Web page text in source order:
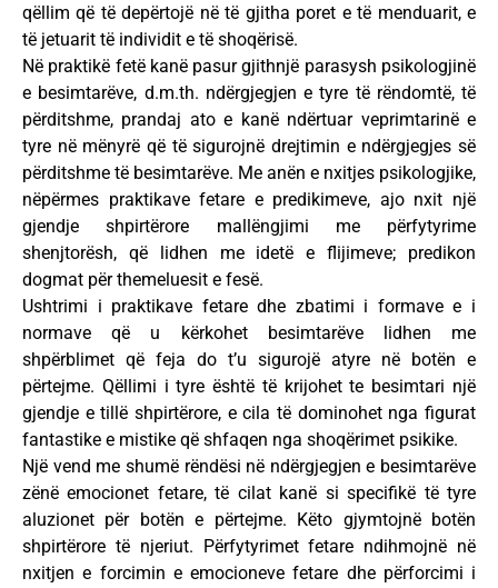
qëllim që të depërtojë në të gjitha poret e të menduarit, e
të jetuarit të individit e të shoqërisë.
Në praktikë fetë kanë pasur gjithnjë parasysh psikologjinë
e besimtarëve, d.m.th. ndërgjegjen e tyre të rëndomtë, të
përditshme, prandaj ato e kanë ndërtuar veprimtarinë e
tyre në mënyrë që të sigurojnë drejtimin e ndërgjegjes së
përditshme të besimtarëve. Me anën e nxitjes psikologjike,
nëpërmes praktikave fetare e predikimeve, ajo nxit një
gjendje shpirtërore mallëngjimi me përfytyrime
shenjtorësh, që lidhen me idetë e flijimeve; predikon
dogmat për themeluesit e fesë.
Ushtrimi i praktikave fetare dhe zbatimi i formave e i
normave që u kërkohet besimtarëve lidhen me
shpërblimet që feja do t’u sigurojë atyre në botën e
përtejme. Qëllimi i tyre është të krijohet te besimtari një
gjendje e tillë shpirtërore, e cila të dominohet nga figurat
fantastike e mistike që shfaqen nga shoqërimet psikike.
Një vend me shumë rëndësi në ndërgjegjen e besimtarëve
zënë emocionet fetare, të cilat kanë si specifikë të tyre
aluzionet për botën e përtejme. Këto gjymtojnë botën
shpirtërore të njeriut. Përfytyrimet fetare ndihmojnë në
nxitjen e forcimin e emocioneve fetare dhe përforcimi i